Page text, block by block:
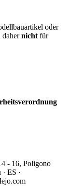
oder
dahernicht für
- 16, Poligono
ES ·